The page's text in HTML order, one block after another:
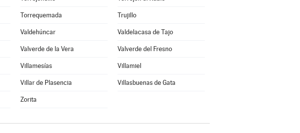
Torrequemada Trujillo
Valdehúncar Valdelacasa de Tajo
Valverde de la Vera Valverde del Fresno
Villamesías Villamiel
Villar de Plasencia Villasbuenas de Gata
Zorita